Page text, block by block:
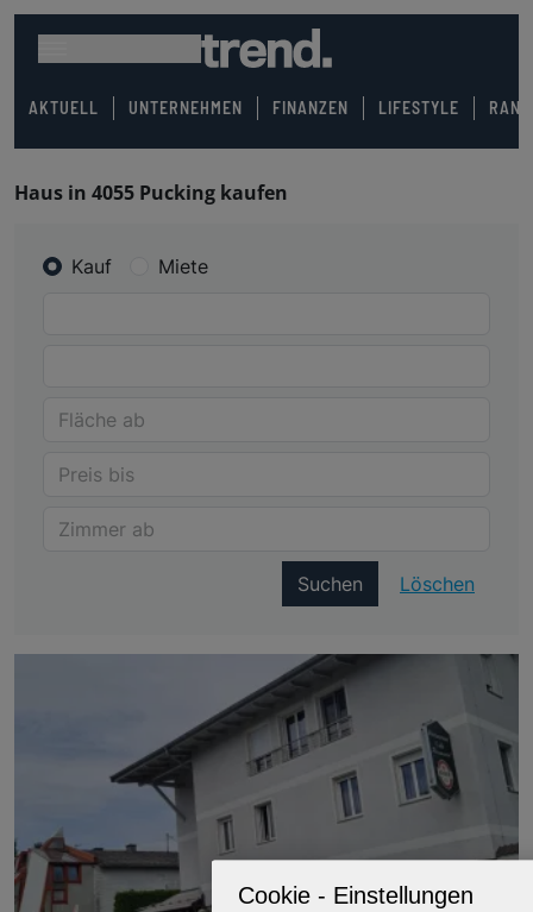
AKTUELL UNTERNEHMEN FINANZEN LIFESTYLE
Haus in 4055 Pucking kaufen
Kauf Miete
Suchen Löschen